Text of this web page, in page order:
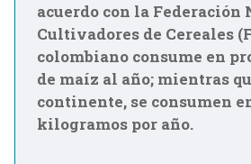
acuerdo con la Federación
Cultivadores de Cereales
colombiano consume en
de maíz al año; mientras
continente, se consumen
kilogramos por año.